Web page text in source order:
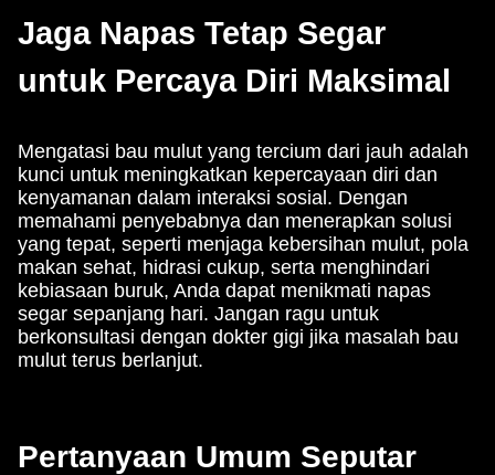
Jaga Napas Tetap Segar
untuk Percaya Diri Maksimal
Mengatasi bau mulut yang tercium dari jauh adalah
kunci untuk meningkatkan kepercayaan diri dan
kenyamanan dalam interaksi sosial. Dengan
memahami penyebabnya dan menerapkan solusi
yang tepat, seperti menjaga kebersihan mulut, pola
makan sehat, hidrasi cukup, serta menghindari
kebiasaan buruk, Anda dapat menikmati napas
segar sepanjang hari. Jangan ragu untuk
berkonsultasi dengan dokter gigi jika masalah bau
mulut terus berlanjut.
Pertanyaan Umum Seputar